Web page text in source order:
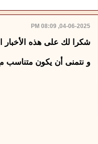
04-06-2025, 08:09 PM
شكرا لك على هذه الأخبار
و نتمنى أن يكون متناسب